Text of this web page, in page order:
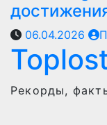
06.04.2026
Рекорды,